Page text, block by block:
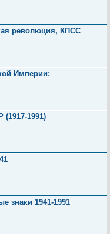
революция, КПСС
Империи:
1991)
знаки 1941-1991